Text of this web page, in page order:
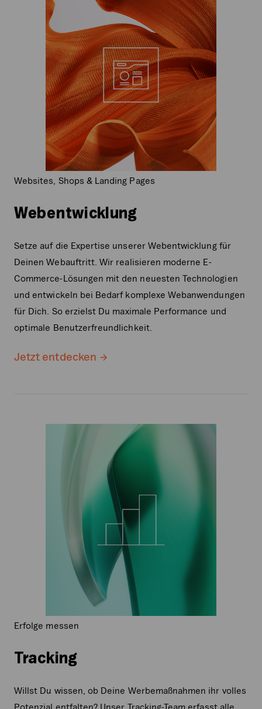
Websites, Shops & Landing Pages
Webentwicklung
Setze auf die Expertise unserer Webentwicklung für
Deinen Webauftritt. Wir realisieren moderne E-
Commerce-Lösungen mit den neuesten Technologien
und entwickeln bei Bedarf komplexe Webanwendungen
für Dich. So erzielst Du maximale Performance und
optimale Benutzerfreundlichkeit.
Jetzt entdecken
Erfolge messen
Tracking
Willst Du wissen, ob Deine Werbemaßnahmen ihr volles
Potenzial entfalten? Unser Tracking-Team erfasst alle